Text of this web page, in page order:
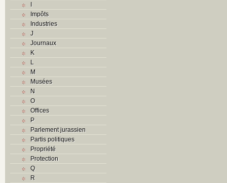
I
Impôts
Industries
J
Journaux
K
L
M
Musées
N
O
Offices
P
Parlement jurassien
Partis politiques
Propriété
Protection
Q
R